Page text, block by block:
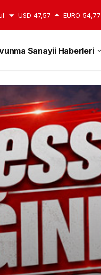
USD 47,57 EURO 54,77
Sanayii Haberleri